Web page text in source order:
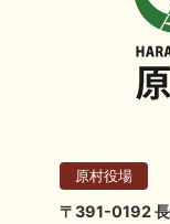
原村役場
〒391-0192